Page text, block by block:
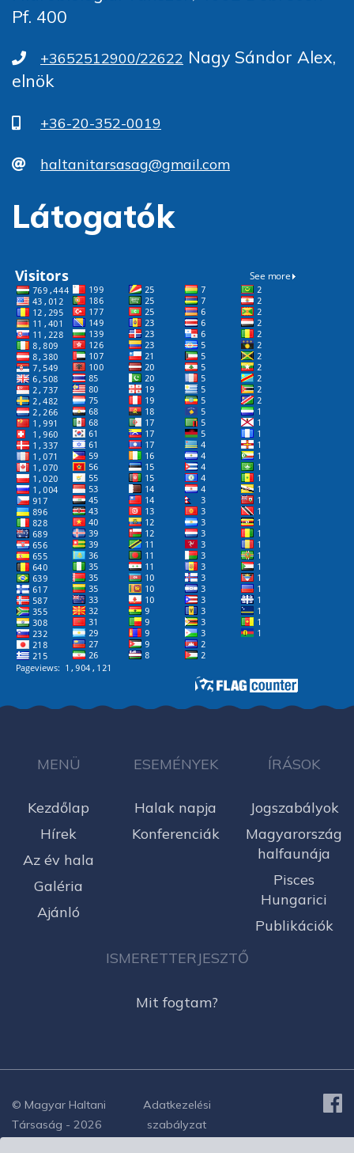
Pf. 400
+3652512900/22622 Nagy Sándor Alex,
elnök
+36-20-352-0019
haltanitarsasag@gmail.com
Látogatók
MENÜ
Kezdőlap
Hírek
Az év hala
Galéria
Ajánló
ESEMÉNYEK
Halak napja
Konferenciák
ÍRÁSOK
Jogszabályok
Magyarország
halfaunája
Pisces
Hungarici
Publikációk
ISMERETTERJESZTŐ
Mit fogtam?
© Magyar Haltani
Társaság - 2026
Adatkezelési
szabályzat